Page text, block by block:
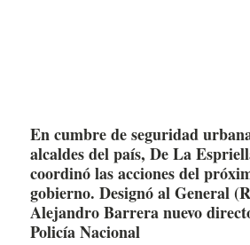
En cumbre de seguridad
alcaldes del país, De La
coordinó las acciones del
gobierno. Designó al General
Alejandro Barrera nuevo
Policía Nacional